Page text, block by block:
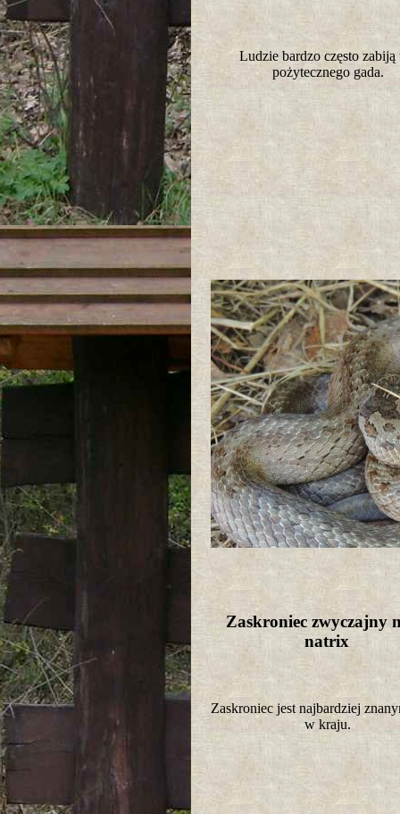
Ludzie bardzo często zabiją
pożytecznego gada.
Zaskroniec zwyczajny
natrix
Zaskroniec jest najbardziej
w kraju.